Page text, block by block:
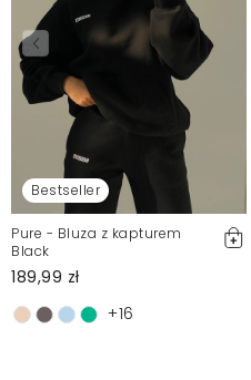
Bestseller
Pure - Bluza z kapturem
Black
189,99 zł
+16